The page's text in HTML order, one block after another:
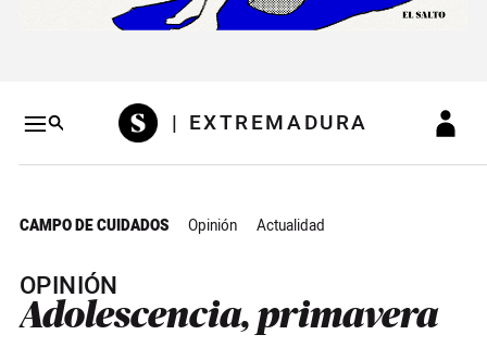
| EXTREMADURA
CAMPO DE CUIDADOS Opinión Actualidad
OPINIÓN
Adolescencia, primavera